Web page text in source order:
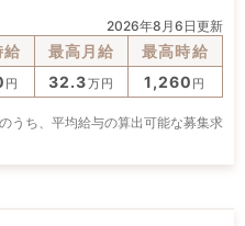
2026年8月6日更新
給 最高月給
最高時給
円 32.3万円 1,260 円
うち、平均給与の算出可能な募集求